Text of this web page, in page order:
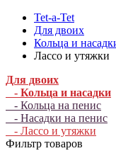
Tet-a-Tet
Для двоих
Кольца и
Лассо и утяжки
Для двоих
- Кольца и насадки
- Кольца на пенис
- Насадки на пенис
- Лассо и утяжки
Фильтр товаров